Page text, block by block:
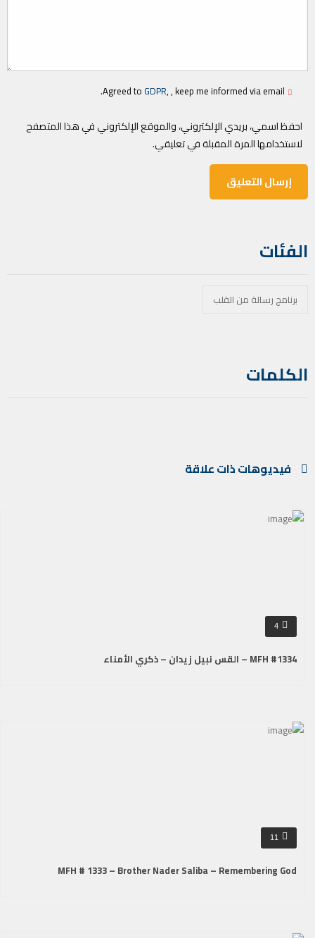
Agreed toGDPR, , keep me informed via email.
احفظ اسمي، بريدي الإلكتروني، والموقع الإلكتروني في هذا المتصفح
لاستخدامها المرة المقبلة في تعليقي.
الفئات
برنامج رسالة من القلب
الكلمات
فيديوهات ذات علاقة
4
MFH #1334 – القس نبيل زيدان – ذكري الأمناء
11
MFH # 1333 – Brother Nader Saliba – Remembering God